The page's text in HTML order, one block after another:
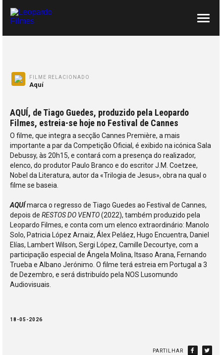
SOBRE NÓS
CONTACTOS
AQUÍ, de Tiago Guedes, produzido pela Leopardo
Filmes, estreia-se hoje no Festival de Cannes
O filme, que integra a secção Cannes Première, a mais
importante a par da Competição Oficial, é exibido na icónica Sala
Debussy, às 20h15, e contará com a presença do realizador,
elenco, do produtor Paulo Branco e do escritor J.M. Coetzee,
Nobel da Literatura, autor da «Trilogia de Jesus», obra na qual o
filme se baseia.
AQUÍmarca o regresso de Tiago Guedes ao Festival de Cannes,
depois de RESTOS DO VENTO(2022), também produzido pela
Leopardo Filmes, e conta com um elenco extraordinário: Manolo
Solo, Patricia López Arnaiz, Álex Peláez, Hugo Encuentra, Daniel
Elías, Lambert Wilson, Sergi López, Camille Decourtye, com a
participação especial de Ángela Molina, Itsaso Arana, Fernando
Trueba e Albano Jerónimo. O filme terá estreia em Portugal a 3
de Dezembro, e será distribuído pela NOS Lusomundo
Audiovisuais.
18-05-2026
PARTILHAR
FILME RELACIONADO
Aquí